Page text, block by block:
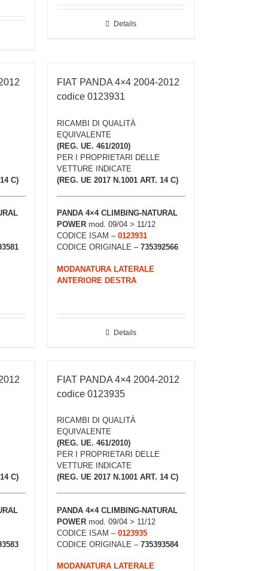
Details
C)
FIAT PANDA 4×4 2004-2012
codice 0123931
RICAMBI DI QUALITÀ
EQUIVALENTE
(REG. UE. 461/2010)
PER I PROPRIETARI DELLE
VETTURE INDICATE
(REG. UE 2017 N.1001 ART. 14 C)
PANDA 4×4 CLIMBING-NATURAL
POWER mod. 09/04 > 11/12
CODICE ISAM – 0123931
CODICE ORIGINALE – 735392566
MODANATURA LATERALE
ANTERIORE DESTRA
Details
C)
FIAT PANDA 4×4 2004-2012
codice 0123935
RICAMBI DI QUALITÀ
EQUIVALENTE
(REG. UE. 461/2010)
PER I PROPRIETARI DELLE
VETTURE INDICATE
(REG. UE 2017 N.1001 ART. 14 C)
PANDA 4×4 CLIMBING-NATURAL
POWER mod. 09/04 > 11/12
CODICE ISAM – 0123935
CODICE ORIGINALE – 735393584
MODANATURA LATERALE